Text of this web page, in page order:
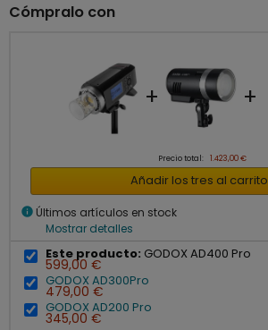
Cómpralo con
+ +
Precio total: 1.423,00 €
Añadir los tres al carrito
info Últimos artículos en stock
Mostrar detalles
Este producto: GODOX AD400 Pro
599,00 €
GODOX AD300Pro
479,00 €
GODOX AD200 Pro
345,00 €